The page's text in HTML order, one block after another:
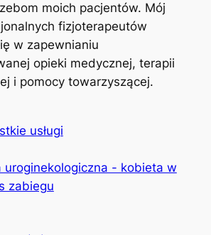
moich pacjentów. Mój
fizjoterapeutów
w zapewnianiu
opieki medycznej, terapii
i pomocy towarzyszącej.
usługi